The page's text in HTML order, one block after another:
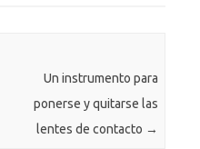
Un instrumento para
ponerse y quitarse las
lentes de contacto →